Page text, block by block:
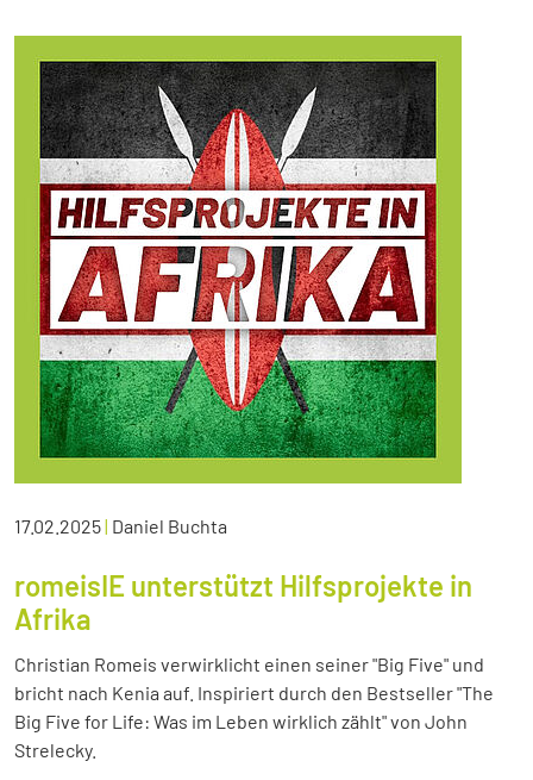
17.02.2025| Daniel Buchta
romeisIE unterstützt Hilfsprojekte in
Afrika
Christian Romeis verwirklicht einen seiner "Big Five" und
bricht nach Kenia auf. Inspiriert durch den Bestseller "The
Big Five for Life: Was im Leben wirklich zählt" von John
Strelecky.